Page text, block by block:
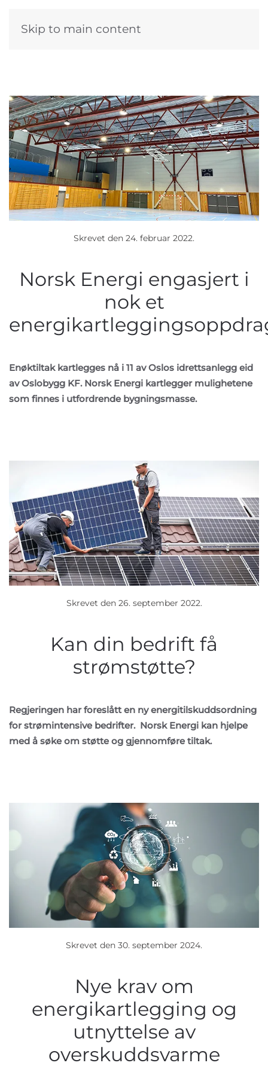
Skip to main content
Skrevet den 24. februar 2022.
Norsk Energi engasjert i
nok et
Enøktiltak kartlegges nå i 11 av Oslos idrettsanlegg eid
av Oslobygg KF. Norsk Energi kartlegger mulighetene
som finnes i utfordrende bygningsmasse.
Skrevet den 26. september 2022.
Kan din bedrift få
strømstøtte?
Regjeringen har foreslått en ny energitilskuddsordning
for strømintensive bedrifter. Norsk Energi kan hjelpe
med å søke om støtte og gjennomføre tiltak.
Skrevet den 30. september 2024.
Nye krav om
energikartlegging og
utnyttelse av
overskuddsvarme